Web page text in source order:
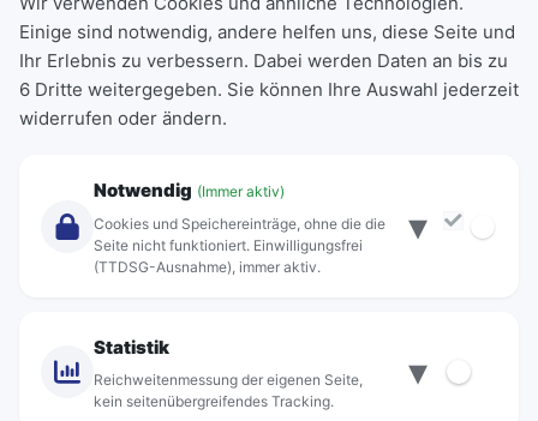
Deutschlandticket
Schülerkarte
Einzeltickets
Abonnements
Über Rebus
Standorte
Einige sind notwendig, andere helfen uns, diese Seite und
Ihr Erlebnis zu verbessern. Dabei werden Daten an bis zu
6 Dritte weitergegeben. Sie können Ihre Auswahl jederzeit
widerrufen oder ändern.
Notwendig (Immer aktiv)
Cookies und Speichereinträge, ohne die die
Seite nicht funktioniert. Einwilligungsfrei
(TTDSG-Ausnahme), immer aktiv.
▾
Statistik
Reichweitenmessung der eigenen Seite,
kein seitenübergreifendes Tracking.
▾